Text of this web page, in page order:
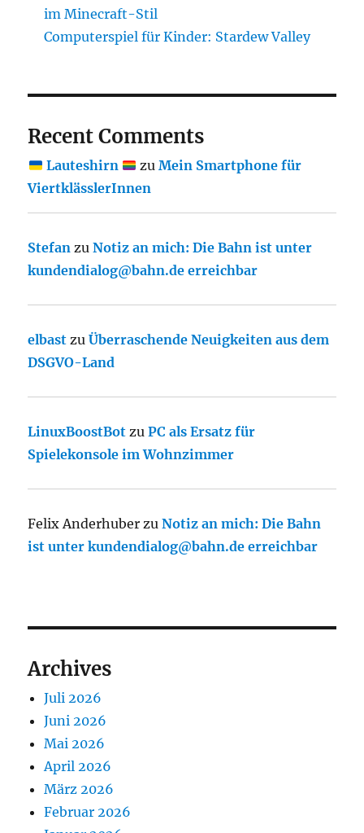
im Minecraft-Stil
Computerspiel für Kinder: Stardew Valley
Recent Comments
Lauteshirn zu Mein Smartphone für
ViertklässlerInnen
Stefan zuNotiz an mich: Die Bahn ist unter
kundendialog@bahn.de erreichbar
elbast zuÜberraschende Neuigkeiten aus dem
DSGVO-Land
LinuxBoostBot zuPC als Ersatz für
Spielekonsole im Wohnzimmer
Felix Anderhuber zuNotiz an mich: Die Bahn
ist unter kundendialog@bahn.de erreichbar
Archives
Juli 2026
Juni 2026
Mai 2026
April 2026
März 2026
Februar 2026